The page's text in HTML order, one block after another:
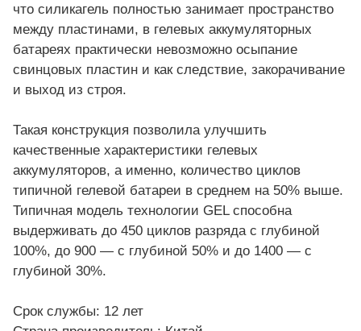
что силикагель полностью занимает пространство
между пластинами, в гелевых аккумуляторных
батареях практически невозможно осыпание
свинцовых пластин и как следствие, закорачивание
и выход из строя.
Такая конструкция позволила улучшить
качественные характеристики гелевых
аккумуляторов, а именно, количество циклов
типичной гелевой батареи в среднем на 50% выше.
Типичная модель технологии GEL способна
выдерживать до 450 циклов разряда с глубиной
100%, до 900 — с глубиной 50% и до 1400 — с
глубиной 30%.
Срок службы: 12 лет